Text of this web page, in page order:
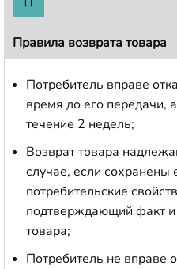
Правила возврата товара
Потребитель вправе
время до его передачи,
течение 2 недель;
Возврат товара
случае, если сохранены
потребительские
подтверждающий факт и
товара;
Потребитель не вправе